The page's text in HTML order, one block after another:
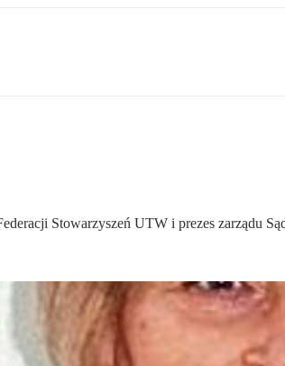
Stowarzyszeń UTW i prezes zarządu